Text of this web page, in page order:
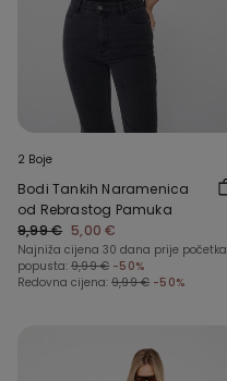
2 Boje
Bodi Tankih Naramenica
od Rebrastog Pamuka
9,99 € 5,00 €
Najniža cijena 30 dana prije početka
popusta: 9,99 € -50%
Redovna cijena: 9,99 € -50%